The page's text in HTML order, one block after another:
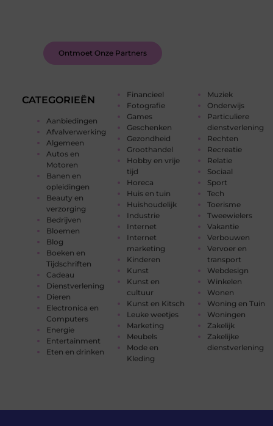
CATEGORIEËN
Aanbiedingen
Afvalverwerking
Algemeen
Autos en
Motoren
Banen en
opleidingen
Beauty en
verzorging
Bedrijven
Bloemen
Blog
Boeken en
Tijdschriften
Cadeau
Dienstverlening
Dieren
Electronica en
Computers
Energie
Entertainment
Eten en drinken
Financieel
Fotografie
Games
Geschenken
Gezondheid
Groothandel
Hobby en vrije
tijd
Horeca
Huis en tuin
Huishoudelijk
Industrie
Internet
Internet
marketing
Kinderen
Kunst
Kunst en
cultuur
Kunst en Kitsch
Leuke weetjes
Marketing
Meubels
Mode en
Kleding
Muziek
Onderwijs
Particuliere
dienstverlening
Rechten
Recreatie
Relatie
Sociaal
Sport
Tech
Toerisme
Tweewielers
Vakantie
Verbouwen
Vervoer en
transport
Webdesign
Winkelen
Wonen
Woning en Tuin
Woningen
Zakelijk
Zakelijke
dienstverlening
Ontmoet Onze Partners